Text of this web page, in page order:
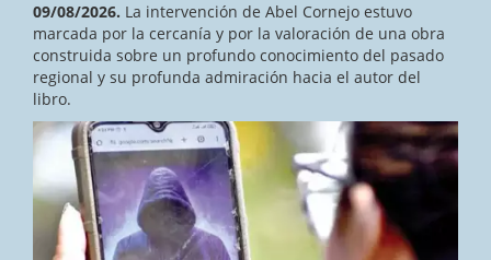
09/08/2026. La intervención de Abel Cornejo estuvo
marcada por la cercanía y por la valoración de una obra
construida sobre un profundo conocimiento del pasado
regional y su profunda admiración hacia el autor del
libro.